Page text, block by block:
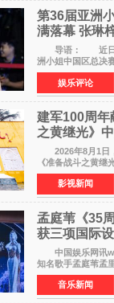
第36届亚洲
满落幕 张琳
导语： 近日，
洲小姐中国区总决
官。整场盛典汇聚
美丽代言人的加冕
颠覆性突破。活动
娱乐评论
建军100周年
之黄继光》
以光影为笔
2026年8月1日，
《准备战斗之黄继
——四川省德阳市中
机。本片出品人、
式，&zwnj;特级英
影视新闻
孟庭苇《35
获三项国际
美学获全球
中国娱乐网讯
知名歌手孟庭苇孟
会再传喜讯。该演
Creative Awards
英国London
音乐新闻